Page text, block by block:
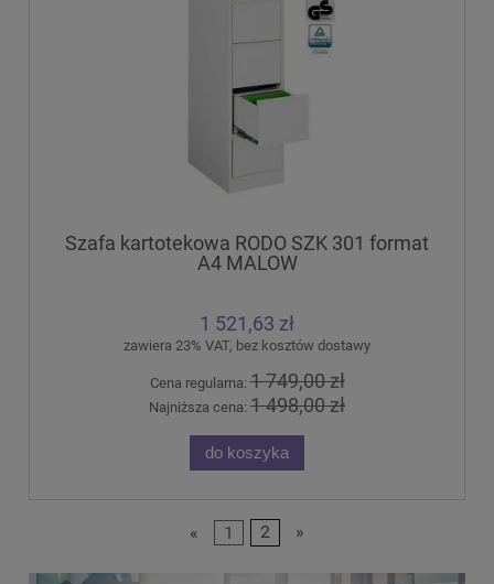
Szafa kartotekowa RODO SZK 301 format
A4 MALOW
1 521,63 zł
zawiera 23% VAT, bez kosztów dostawy
Cena regularna:1 749,00 zł
Najniższa cena: 1 498,00 zł
do koszyka
« 1 2 »